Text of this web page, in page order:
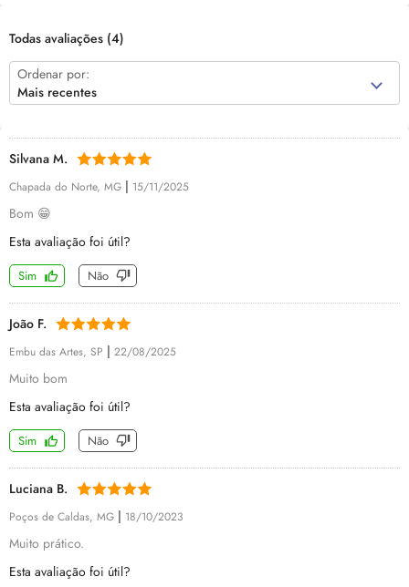
Todas avaliações (4)
Ordenar por:
Mais recentes
Silvana M.
Chapada do Norte, MG | 15/11/2025
Bom 😁
Esta avaliação foi útil?
Sim Não
João F.
Embu das Artes, SP | 22/08/2025
Muito bom
Esta avaliação foi útil?
Sim Não
Luciana B.
Poços de Caldas, MG | 18/10/2023
Muito prático.
Esta avaliação foi útil?